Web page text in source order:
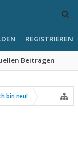
Beiträgen
REGISTRIEREN
bin neu!